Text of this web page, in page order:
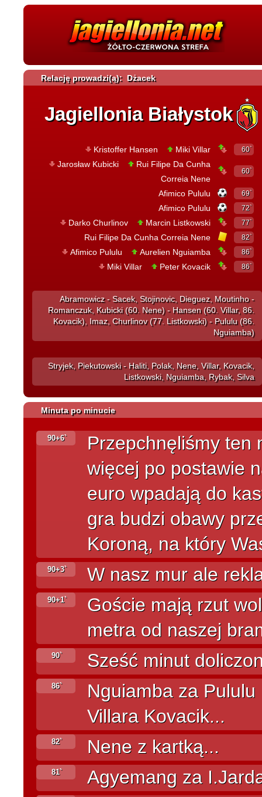
Relację prowadzi(ą): Dżacek
Jagiellonia Białystok
Kristoffer Hansen Miki Villar 60`
Jarosław Kubicki
Rui Filipe Da Cunha
Correia Nene
60`
Afimico Pululu 69`
Afimico Pululu 72`
Darko Churlinov Marcin Listkowski 77`
Rui Filipe Da Cunha Correia Nene 82`
Afimico Pululu Aurelien Nguiamba 86`
Miki Villar Peter Kovacik 86`
Abramowicz - Sacek, Stojinovic, Dieguez, Moutinho -
Romanczuk, Kubicki (60. Nene) - Hansen (60. Villar, 86.
Kovacik), Imaz, Churlinov (77. Listkowski) - Pululu (86.
Nguiamba)
Stryjek, Piekutowski - Haliti, Polak, Nene, Villar, Kovacik,
Listkowski, Nguiamba, Rybak, Silva
Minuta po minucie
90+6`
Przepchnęliśmy ten
więcej po postawie
euro wpadają do
gra budzi obawy
Koroną, na który
90+3` W nasz mur ale
90+1`
Goście mają rzut
metra od naszej
90` Sześć minut
86`
Nguiamba za
Villara Kovacik...
82` Nene z kartką...
81` Agyemang za